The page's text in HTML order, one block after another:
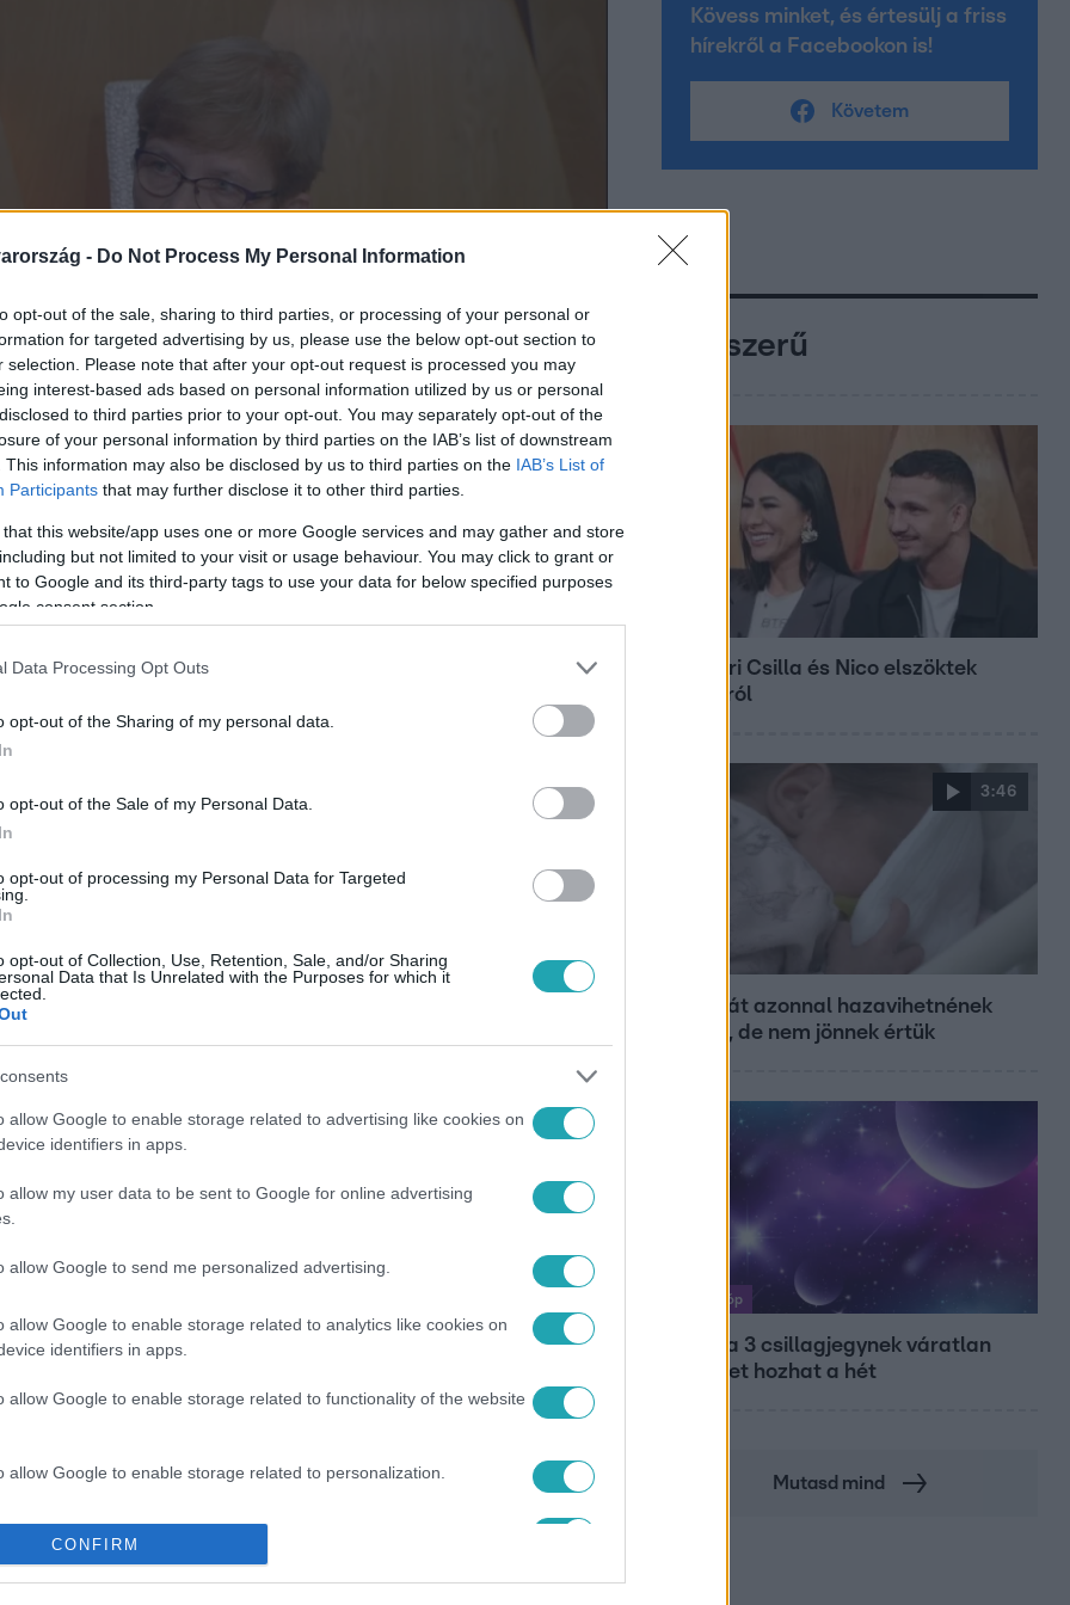
- Do Not Process My Personal Information
opt-out of the sale, sharing to third parties, or processing of your personal or
for targeted advertising by us, please use the below opt-out section to
selection. Please note that after your opt-out request is processed you may
interest-based ads based on personal information utilized by us or personal
to third parties prior to your opt-out. You may separately opt-out of the
of your personal information by third parties on the IAB’s list of downstream
This information may also be disclosed by us to third parties on the IAB’s List of
Participants that may further disclose it to other third parties.
that this website/app uses one or more Google services and may gather and store
but not limited to your visit or usage behaviour. You may click to grant or
to Google and its third-party tags to use your data for below specified purposes
consent section.
Data Processing Opt Outs
opt-out of the Sharing of my personal data.
opt-out of the Sale of my Personal Data.
opt-out of processing my Personal Data for Targeted
opt-out of Collection, Use, Retention, Sale, and/or Sharing
Data that Is Unrelated with the Purposes for which it
allow Google to enable storage related to advertising like cookies on
identifiers in apps.
allow my user data to be sent to Google for online advertising
allow Google to send me personalized advertising.
allow Google to enable storage related to analytics like cookies on
identifiers in apps.
allow Google to enable storage related to functionality of the website
allow Google to enable storage related to personalization.
allow Google to enable storage related to security, including
functionality and fraud prevention, and other user protection.
CONFIRM
és a következő napokban 27 °C
A tartós meleg nemcsak
kockázatokat is rejt. Dr. Simich
Osztályának vezetője arra figyelmeztet,
lehet: a nagy hőmérséklet-különbség
hogy okosan és előrelátóan
legyen a Google-találatokban!
#IDŐJÁRÁS #HŐSÉGRIADÓ #MELEG
Kövess minket, és értesülj a friss
hírekről a Facebookon is!
Követem
Népszerű
Megyeri Csilla és Nico elszöktek
otthonról
3:46
18 babát azonnal hazavihetnének
szüleik, de nem jönnek értük
Horoszkóp
Ennek a 3 csillagjegynek váratlan
sikereket hozhat a hét
Mutasd mind